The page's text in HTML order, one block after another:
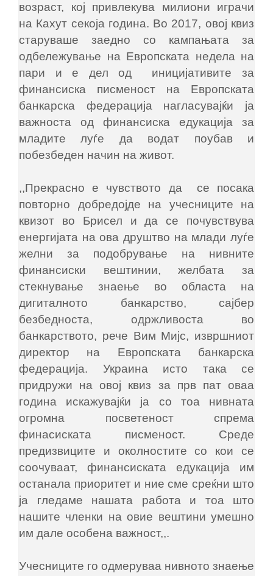
возраст, кој привлекува милиони играчи
на Кахут секоја година. Во 2017, овој квиз
старуваше заедно со кампањата за
одбележување на Европската недела на
пари и е дел од иницијативите за
финансиска писменост на Европската
банкарска федерација нагласувајќи ја
важноста од финансиска едукација за
младите луѓе да водат поубав и
побезбеден начин на живот.
,,Прекрасно е чувството да се посака
повторно добредојде на учесниците на
квизот во Брисел и да се почувствува
енергијата на ова друштво на млади луѓе
желни за подобрување на нивните
финансиски вештинии, желбата за
стекнување знаење во областа на
дигиталното банкарство, сајбер
безбедноста, одржливоста во
банкарството, рече Вим Мијс, извршниот
директор на Европската банкарска
федерација. Украина исто така се
придружи на овој квиз за прв пат оваа
година искажувајќи ја со тоа нивната
огромна посветеност спрема
финасиската писменост. Среде
предизвиците и околностите со кои се
соочуваат, финансиската едукација им
останала приоритет и ние сме среќни што
ја гледаме нашата работа и тоа што
нашите членки на овие вештини умешно
им дале особена важност,,.
Учесниците го одмеруваа нивното знаење